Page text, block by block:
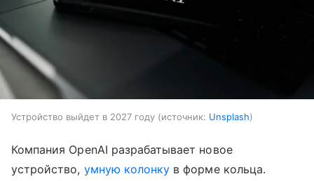
Устройство выйдет в 2027 году источник: Unsplash
Компания OpenAI разрабатывает новое
устройство, умную колонку в форме кольца.